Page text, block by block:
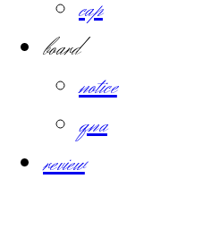
cap
board
notice
qna
review